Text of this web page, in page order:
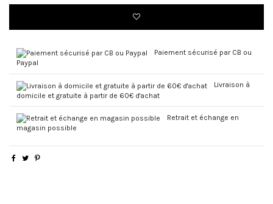
Paiement sécurisé par CB ou
Paypal
Livraison à
domicile et gratuite à partir de 60€ d'achat
Retrait et échange en
magasin possible